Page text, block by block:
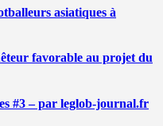
asiatiques à
favorable au projet du
#3 – par leglob-journal.fr